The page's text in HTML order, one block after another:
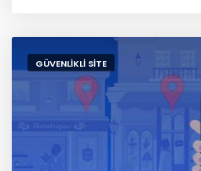
GÜVENLIKLI SITE